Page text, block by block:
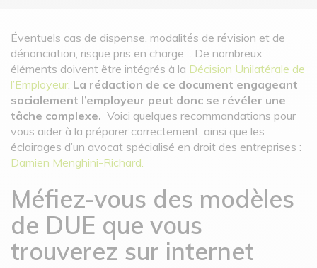
Éventuels cas de dispense, modalités de révision et de
dénonciation, risque pris en charge… De nombreux
éléments doivent être intégrés à la Décision Unilatérale de
l’Employeur. La rédaction de ce document engageant
socialement l’employeur peut donc se révéler une
tâche complexe. Voici quelques recommandations pour
vous aider à la préparer correctement, ainsi que les
éclairages d’un avocat spécialisé en droit des entreprises :
Damien Menghini-Richard.
Méfiez-vous des modèles
de DUE que vous
trouverez sur internet